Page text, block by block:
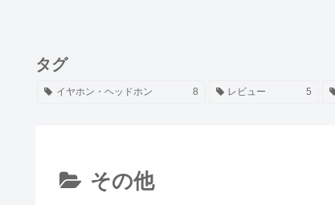
タグ
イヤホン・ヘッドホン 8 レビュー 5
その他